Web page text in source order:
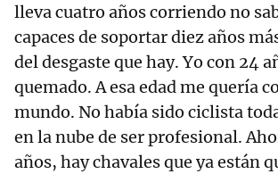
lleva cuatro años corriendo no
capaces de soportar diez años
del desgaste que hay. Yo con 24
quemado. A esa edad me quería
mundo. No había sido ciclista
en la nube de ser profesional.
años, hay chavales que ya están